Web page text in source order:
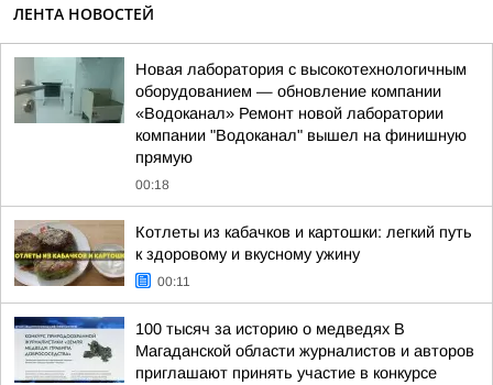
ЛЕНТА НОВОСТЕЙ
Новая лаборатория с высокотехнологичным
оборудованием — обновление компании
«Водоканал» Ремонт новой лаборатории
компании "Водоканал" вышел на финишную
прямую
00:18
Котлеты из кабачков и картошки: легкий путь
к здоровому и вкусному ужину
00:11
100 тысяч за историю о медведях В
Магаданской области журналистов и авторов
приглашают принять участие в конкурсе